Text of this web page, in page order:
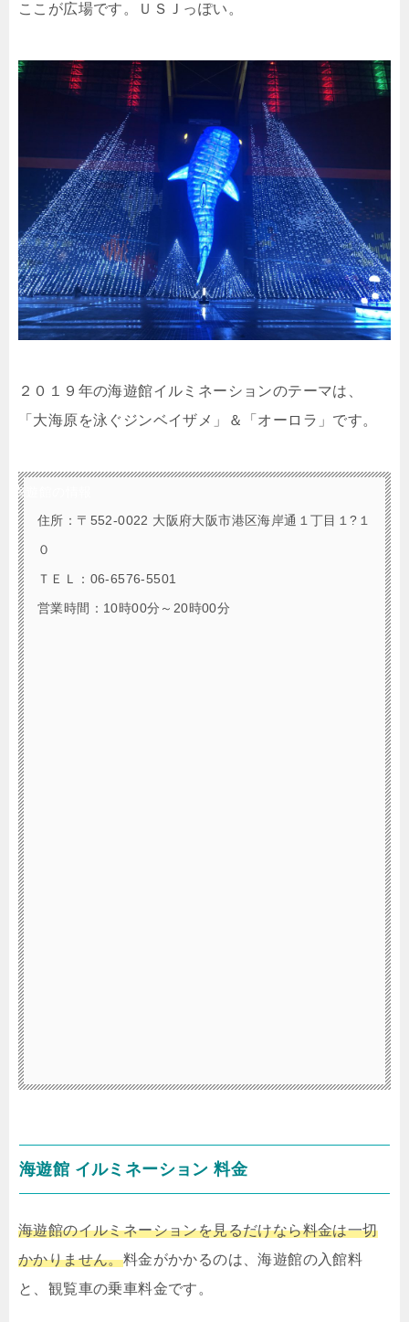
ここが広場です。ＵＳＪっぽい。
２０１９年の海遊館イルミネーションのテーマは、
「大海原を泳ぐジンベイザメ」＆「オーロラ」です。
海遊館の情報
住所：〒552-0022 大阪府大阪市港区海岸通１丁目１?１
０
ＴＥＬ：06-6576-5501
営業時間：10時00分～20時00分
海遊館 イルミネーション 料金
海遊館のイルミネーションを見るだけなら料金は一切
かかりません。料金がかかるのは、海遊館の入館料
と、観覧車の乗車料金です。